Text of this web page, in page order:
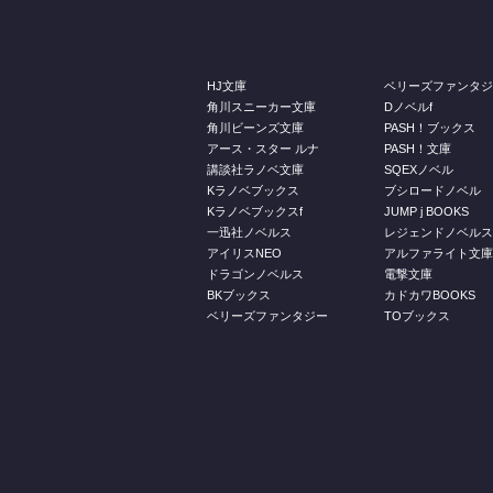
HJ文庫
角川スニーカー文庫
角川ビーンズ文庫
アース・スター ルナ
講談社ラノベ文庫
Kラノベブックス
Kラノベブックスf
一迅社ノベルス
アイリスNEO
ドラゴンノベルス
BKブックス
ベリーズファンタジー
ベリーズファンタ
Dノベルf
PASH！ブックス
PASH！文庫
SQEXノベル
ブシロードノベル
JUMP j BOOKS
レジェンドノベルス
アルファライト文庫
電撃文庫
カドカワBOOKS
TOブックス